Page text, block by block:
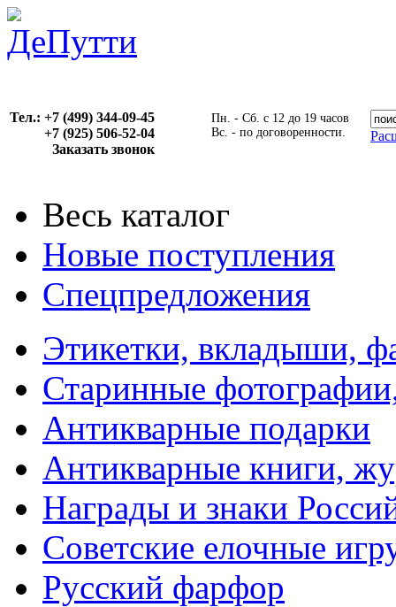
Тел.: +7 (499) 344-09-45
(925) 506-52-04
Заказать звонок
Пн. - Сб. с 12 до 19 часов
Вс. - по договоренности.
Весь каталог
Новые поступления
Спецпредложения
Этикетки, вкладыши,
Старинные
Антикварные подарки
Антикварные книги,
Награды и знаки
Советские елочные
Русский фарфор